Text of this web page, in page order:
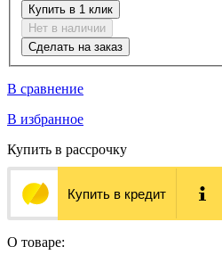
Купить в 1 клик
Нет в наличии
Сделать на заказ
В сравнение
В избранное
Купить в рассрочку
Купить в кредит
О товаре: